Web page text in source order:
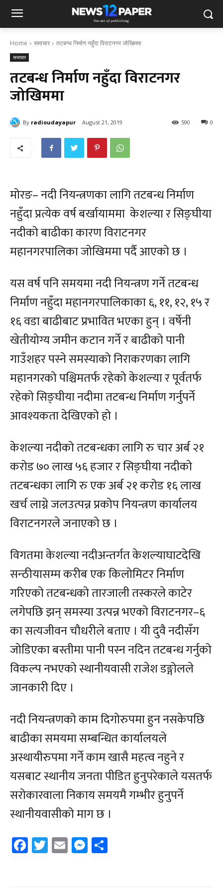
Home समाचार तटबन्ध निर्माण नहुँदा विराटनगर जोखिममा
समाचार
तटबन्ध निर्माण नहुँदा विराटनगर
जोखिममा
By radioudayapur August 21, 2019 0
590
मोरङ– नदी नियन्त्रणका लागि तटबन्ध निर्माण
नहुँदा प्रत्येक वर्ष बर्खायाममा केशल्या र सिङ्घीया
नदीको बाढीका कारण विराटनगर
महानगरपालिका जोखिममा पर्दै आएको छ ।
यस वर्ष पनि समयमा नदी नियन्त्रण गर्ने तटबन्ध
निर्माण नहुँदा महानगरपालिकाका ६, ११, १२, १५ र
१६ वडा बाढीबाट प्रभावित भएका हुन् । वर्षेनी
खेतीयोग्य जमीन कटान गर्ने र बाढीको पानी
गाउँशहर पस्ने समस्याको निराकरणका लागि
महानगरको पश्चिमतर्फ रहेको केशल्या र पूर्वतर्फ
रहेको सिङ्घीया नदीमा तटबन्ध निर्माण गर्नुपर्ने
आवश्यकता देखिएको हो ।
केशल्या नदीको तटबन्धका लागि रु चार अर्ब २१
करोड ७० लाख ५६ हजार र सिङ्घीया नदीको
तटबन्धका लागि रु एक अर्ब २१ करोड १६ लाख
खर्च लाग्ने जलउत्पन्न प्रकोप नियन्त्रण कार्यालय
विराटनगरले जनाएको छ ।
विगतमा केशल्या नदीअन्तर्गत केशल्याघाटदेखि
सन्ठीयासम्म करीब एक किलोमिटर निर्माण
गरिएको तटबन्धको तारजाली तस्करले काटेर
लगेपछि झन् समस्या उत्पन्न भएको विराटनगर–६
का सत्यजीवन चौधरीले बताए । यी दुवै नदीसँग
जोडिएका बस्तीमा पानी पस्न नदिन तटबन्ध गर्नुको
विकल्प नभएको स्थानीयवासी राजेश डङ्गोलले
जानकारी दिए ।
नदी नियन्त्रणको काम दिगोरुपमा हुन नसकेपछि
बाढीका समयमा सम्बन्धित कार्यालयले
अस्थायीरुपमा गर्ने काम खासै महत्व नहुने र
यसबाट स्थानीय जनता पीडित हुनुपरेकाले यसतर्फ
सरोकारवाला निकाय समयमै गम्भीर हुनुपर्ने
स्थानीयवासीको माग छ ।
Facebook
Twitter
EmailMessenger